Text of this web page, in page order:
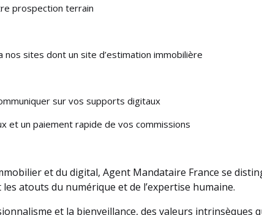
prospection terrain
sites dont un site d’estimation immobilière
sur vos supports digitaux
et un paiement rapide de vos commissions
et du digital, Agent Mandataire France se
atouts du numérique et de l’expertise humaine.
et la bienveillance, des valeurs intrinsèques